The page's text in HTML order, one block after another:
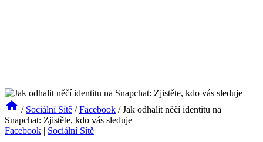
/ Sociální Sítě / Facebook / Jak odhalit něčí identitu na
Snapchat: Zjistěte, kdo vás sleduje
Facebook | Sociální Sítě